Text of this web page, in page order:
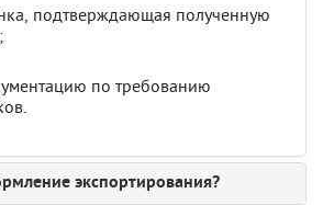
подтверждающая полученную
по требованию
экспортирования?